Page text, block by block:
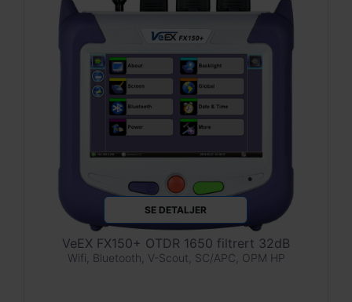
SE DETALJER
VeEX FX150+ OTDR 1650 filtrert 32dB
Wifi, Bluetooth, V-Scout, SC/APC, OPM HP